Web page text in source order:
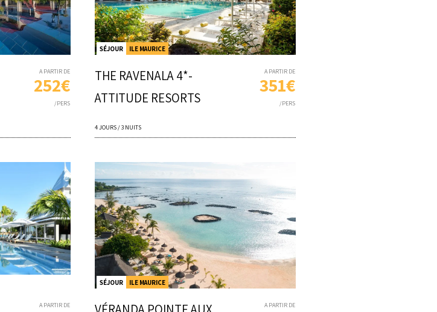
A PARTIR DE
252€
/PERS
SÉJOUR ILE MAURICE
THE RAVENALA 4*-
ATTITUDE RESORTS
A PARTIR DE
351€
/PERS
4 JOURS / 3 NUITS
A PARTIR DE
SÉJOUR ILE MAURICE
A PARTIR DE